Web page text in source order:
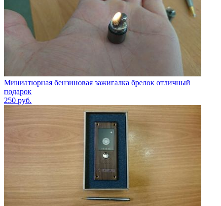
Миниатюрная бензиновая зажигалка брелок отличный
подарок
250 руб.